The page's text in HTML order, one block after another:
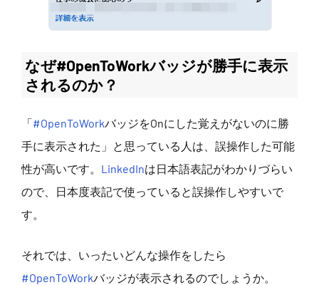
なぜ#OpenToWorkバッジが勝手に表示
されるのか？
「#OpenToWorkバッジをOnにした覚えがないのに勝
手に表示された」と思っている人は、誤操作した可能
性が高いです。 LinkedInは日本語表記がわかりづらい
ので、日本度表記で使っていると誤操作しやすいで
す。
それでは、いったいどんな操作をしたら
#OpenToWorkバッジが表示されるのでしょうか。